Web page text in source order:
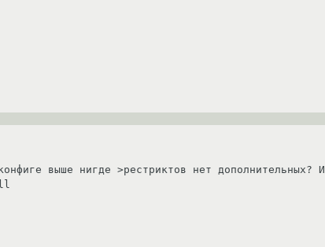
выше нигде >рестриктов нет дополнительных? И